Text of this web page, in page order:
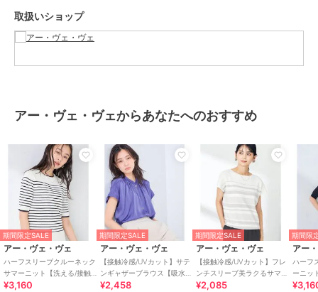
とアンサンブル着用も可能です。
シンプルで合わせやすく、夏の通勤にもおすすめです。
（スタッフ身長：160cm/着用サイズ：M）
■麗しニットシリーズ
・ハーフスリーブVネックニット：K2FGD59039
・ハーフスリーブクルーネックニット：K2FGD20039
・WEB限定Vネックニット：K2FGD79039
・クルーネックカーディガン：K2CGD20049
--------------------
取扱いショップ
アー・ヴェ・ヴェからあなたへのおすすめ
期間限定SALE
アー・ヴェ・ヴェ
ハーフスリーブクルーネック
サマーニット【洗える/接触冷
感/UVカット】
¥3,160
期間限定SALE
アー・ヴェ・ヴェ
【接触冷感/UVカット】サテ
ンギャザーブラウス【吸水速
乾/イージーケア】
¥2,458
期間限定SALE
アー・ヴェ・ヴェ
【接触冷感/UVカット】フレ
ンチスリーブ美ラクるサマー
ニット
¥2,085
期間限
アー
ハーフ
ーニッ
感/UV